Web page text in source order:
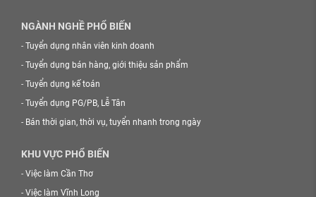
NGÀNH NGHỀ PHỔ BIẾN
- Tuyển dụng nhân viên kinh doanh
- Tuyển dụng bán hàng, giới thiệu sản phẩm
- Tuyển dụng kế toán
- Tuyển dụng PG/PB, Lễ Tân
- Bán thời gian, thời vụ, tuyển nhanh trong ngày
KHU VỰC PHỔ BIẾN
- Việc làm Cần Thơ
- Việc làm Vĩnh Long